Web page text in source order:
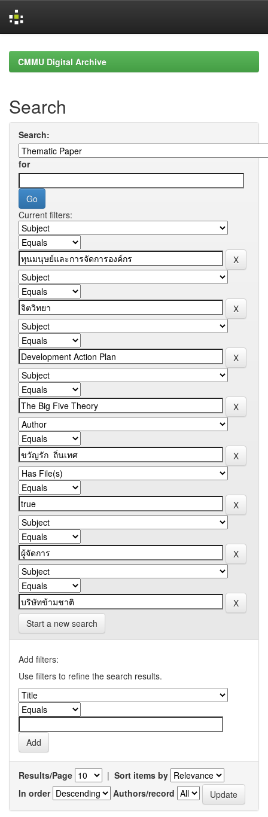
navigationCMMU Digital Archive
Search
Search:
for
Current filters:
Start a new search
Add filters:
Use filters to refine the search results.
Results/Page | Sort items by
In order
Authors/record